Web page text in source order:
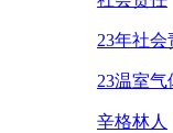
23年社会
23温室
辛格林人